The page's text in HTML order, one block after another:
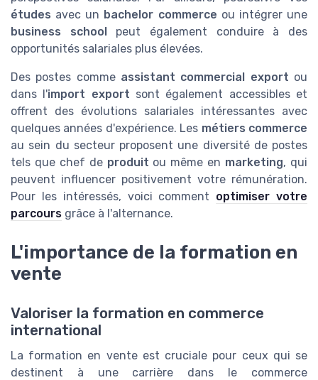
études avec un bachelor commerce ou intégrer une
business school
peut également conduire à des
opportunités salariales plus élevées.
Des postes comme assistant commercial export ou
dans l'import export sont également accessibles et
offrent des évolutions salariales intéressantes avec
quelques années d'expérience. Les métiers commerce
au sein du secteur proposent une diversité de postes
tels que chef de produit ou même en marketing, qui
peuvent influencer positivement votre rémunération.
Pour les intéressés, voici comment optimiser votre
parcours grâce à l'alternance.
L'importance de la formation en
vente
Valoriser la formation en commerce
international
La formation en vente est cruciale pour ceux qui se
destinent à une carrière dans le commerce